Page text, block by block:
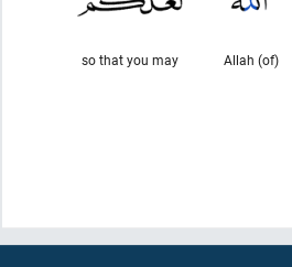
(of) Allah
so that you may